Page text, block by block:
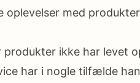
med
ikke har levet
har i nogle tilfælde